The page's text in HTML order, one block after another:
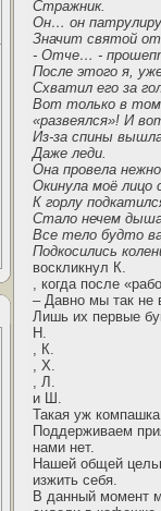
Стражник.
Он… он
Значит святой
- Отче… -
После этого я,
Схватил его за
Вот только в том
«развеялся»! И
Из-за спины
Даже леди.
Она провела
Окинула моё лицо
К горлу
Стало нечем
Все тело будто
Подкосились
воскликнул К.
, когда после
– Давно мы так не
Лишь их первые
Н.
, К.
, Х.
, Л.
и Ш.
Такая уж
Поддерживаем
нами нет.
Нашей общей
изжить себя.
В данный момент